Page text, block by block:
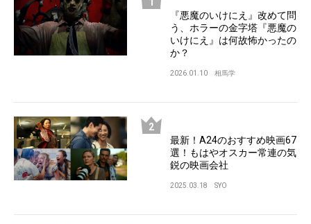
『悪魔のいけにえ』改めて問
う、ホラーの金字塔『悪魔の
いけにえ』は何故怖かったの
か？
2026.01.10 相馬学
最新！A24のおすすめ映画67
選！もはやオスカー常連の気
鋭の映画会社
2025.03.18 SYO